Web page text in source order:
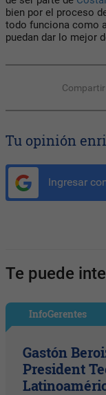
bien por el proceso
todo funciona como
puedan dar lo mejor
Tu opinión
Ingresar
Te puede
InfoGerentes
Gastón
President